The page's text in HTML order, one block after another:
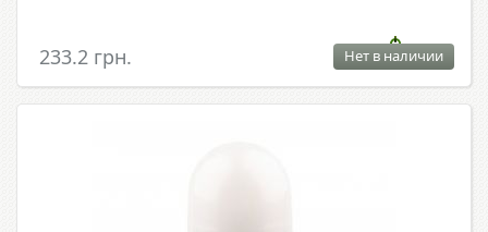
233.2 грн. Нет в наличии